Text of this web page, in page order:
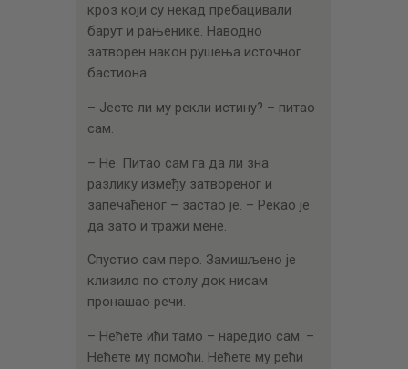
кроз који су некад пребацивали
барут и рањенике. Наводно
затворен након рушења источног
бастиона.
– Јесте ли му рекли истину? – питао
сам.
– Не. Питао сам га да ли зна
разлику између затвореног и
запечаћеног – застао је. – Рекао је
да зато и тражи мене.
Спустио сам перо. Замишљено је
клизило по столу док нисам
пронашао речи.
– Нећете ићи тамо – наредио сам. –
Нећете му помоћи. Нећете му рећи